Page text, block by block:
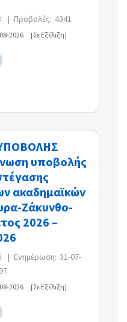
| Προβολές: 4341
2026 [Σε Εξέλιξη]
υποβολής
ακαδημαϊκών
Ζάκυνθο-
2026 –
| Ενημέρωση: 31-07-
2026 [Σε Εξέλιξη]